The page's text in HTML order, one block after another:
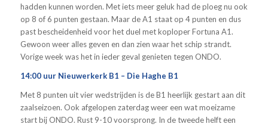
hadden kunnen worden. Met iets meer geluk had de ploeg nu ook
op 8 of 6 punten gestaan. Maar de A1 staat op 4 punten en dus
past bescheidenheid voor het duel met koploper Fortuna A1.
Gewoon weer alles geven en dan zien waar het schip strandt.
Vorige week was het in ieder geval genieten tegen ONDO.
14:00 uur Nieuwerkerk B1 – Die Haghe B1
Met 8 punten uit vier wedstrijden is de B1 heerlijk gestart aan dit
zaalseizoen. Ook afgelopen zaterdag weer een wat moeizame
start bij ONDO. Rust 9-10 voorsprong. In de tweede helft een